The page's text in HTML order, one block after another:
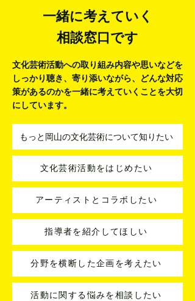
文化芸術活動への取り組み内容や思いなどを
しっかり聴き、寄り添いながら、
どんな対応
策があるのかを一緒に考えていくことを大切
にしています。
アーティストとコラボしたい
もっと岡山の文化芸術について知りたい
文化芸術活動をはじめたい
分野を横断した企画を考えたい
活動に関する悩みを相談したい
指導者を紹介してほしい
一緒に考えていく
相談窓口です